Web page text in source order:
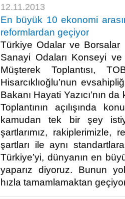
12.11.2013
En büyük 10 ekonomi
reformlardan geçiyor
Türkiye Odalar ve Borsalar
Sanayi Odaları Konseyi
Müşterek Toplantısı,
Hisarcıklıoğlu’nun
Bakanı Hayati Yazıcı’nın
Toplantının açılışında
kamudan tek bir şey
şartlarımız, rakiplerimizle,
şartları ile aynı
Türkiye’yi, dünyanın en
yaparız diyoruz. Bunun
hızla tamamlamaktan